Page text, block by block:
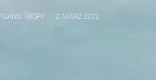
TROPF 2. MÄRZ 2020